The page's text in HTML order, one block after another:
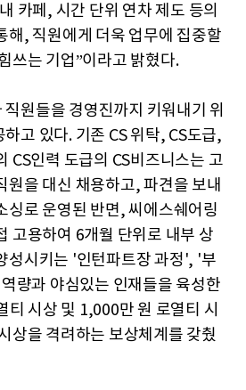
카페, 시간 단위 연차 제도 등의
해, 직원에게 더욱 업무에 집중할
쓰는 기업”이라고 밝혔다.
원들을 경영진까지 키워내기 위
고 있다. 기존 CS 위탁, CS도급,
CS인력 도급의 CS비즈니스는 고
원을 대신 채용하고, 파견을 보내
싱로 운영된 반면, 씨에스쉐어링
고용하여 6개월 단위로 내부 상
성시키는 '인턴파트장 과정', '부
량과 야심있는 인재들을 육성한
티 시상 및 1,000만 원 로열티 시
상을 격려하는 보상체계를 갖췄